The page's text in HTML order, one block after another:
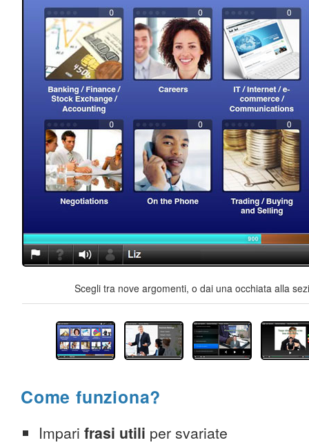
Scegli tra nove argomenti, o dai una occhiata alla
Come funziona?
Impari frasi utili per svariate